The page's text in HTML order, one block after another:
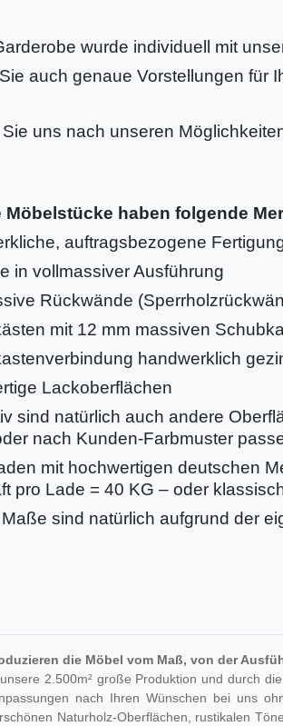
wurde individuell mit
auch genaue Vorstellungen für
uns nach unseren
Möbelstücke haben folgende
auftragsbezogene
in vollmassiver Ausführung
Rückwände
mit 12 mm massiven
handwerklich
Lackoberflächen
sind natürlich auch andere
nach Kunden-Farbmuster
mit hochwertigen deutschen
pro Lade = 40 KG – oder
sind natürlich aufgrund der
die Möbel vom Maß, von der
2.500m² große Produktion und durch
nach Ihren Wünschen bei uns
Naturholz-Oberflächen, rustikalen